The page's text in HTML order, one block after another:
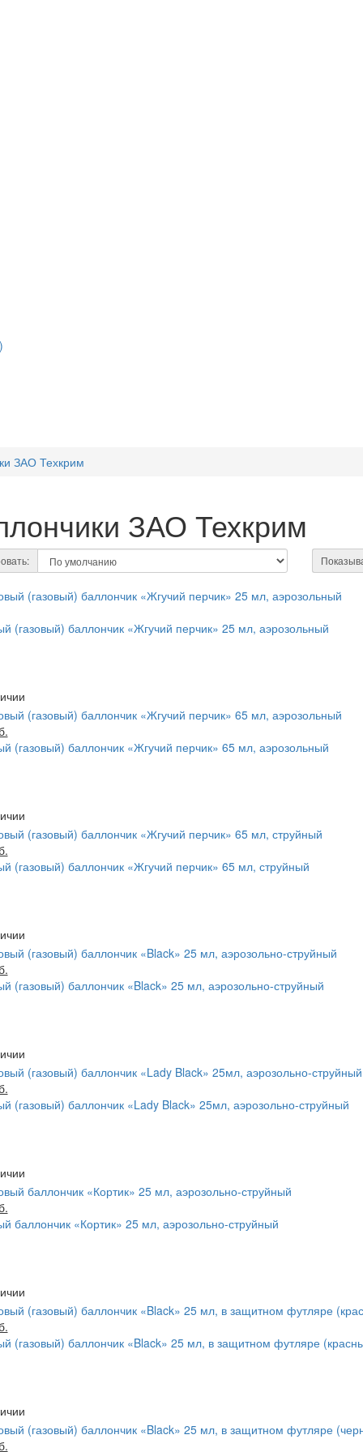
ЗАО Техкрим
ЗАО Техкрим
(газовый) баллончик «Жгучий перчик» 25 мл, аэрозольный
(газовый) баллончик «Жгучий перчик» 65 мл, аэрозольный
(газовый) баллончик «Жгучий перчик» 65 мл, струйный
(газовый) баллончик «Black» 25 мл, аэрозольно-струйный
(газовый) баллончик «Lady Black» 25мл, аэрозольно-струйный
баллончик «Кортик» 25 мл, аэрозольно-струйный
(газовый) баллончик «Black» 25 мл, в защитном футляре